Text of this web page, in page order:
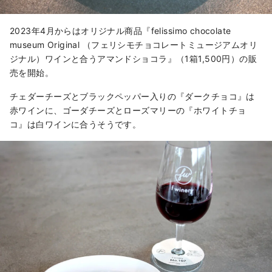
2023年4月からはオリジナル商品『felissimo chocolate
museum Original （フェリシモチョコレートミュージアムオリ
ジナル）ワインと合うアマンドショコラ』（1箱1,500円）の販
売を開始。
チェダーチーズとブラックペッパー入りの『ダークチョコ』は
赤ワインに、ゴーダチーズとローズマリーの『ホワイトチョ
コ』は白ワインに合うそうです。